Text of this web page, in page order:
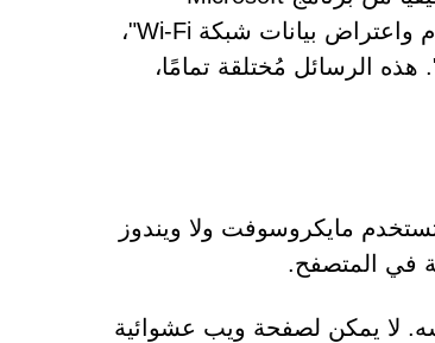
Defender. تُحذّر هذه الرسالة من "محاولة إعادة تعيين كلمة مرور النظام واعتراض بيانات شبكة Wi-Fi"،
الرسائل مُختلقة تمامًا،
تستخدم مايكروسوفت ولا ويندوز
في المتصفح.
لا يمكن لصفحة ويب عشوائية